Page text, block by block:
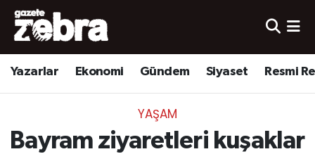
Yazarlar Ekonomi Gündem Siyaset Resmi
YAŞAM
Bayram ziyaretleri kuşaklar
Yazarlar
Ekonomi
Nöbetçi Eczaneler
Hava Durumu